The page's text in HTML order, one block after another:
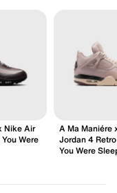
Nike Air
Were
A Ma Maniére
Jordan 4
You Were